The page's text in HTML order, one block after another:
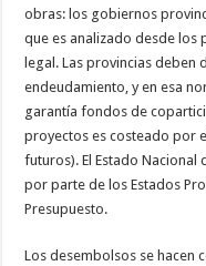
obras: los gobiernos
que es analizado desde los
legal. Las provincias deben
endeudamiento, y en esa
garantía fondos de
proyectos es costeado por
futuros). El Estado
por parte de los Estados
Presupuesto.
Los desembolsos se hacen